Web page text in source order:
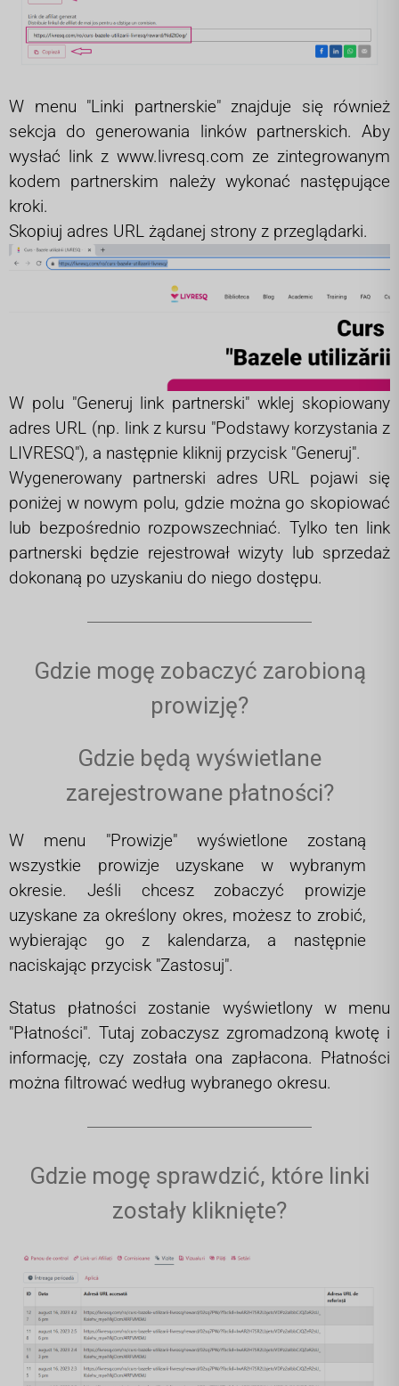
W menu "Linki partnerskie" znajduje się również
sekcja do generowania linków partnerskich. Aby
wysłać link z www.livresq.com ze zintegrowanym
kodem partnerskim należy wykonać następujące
kroki.
Skopiuj adres URL żądanej strony z przeglądarki.
W polu "Generuj link partnerski" wklej skopiowany
adres URL (np. link z kursu "Podstawy korzystania z
LIVRESQ"), a następnie kliknij przycisk "Generuj".
Wygenerowany partnerski adres URL pojawi się
poniżej w nowym polu, gdzie można go skopiować
lub bezpośrednio rozpowszechniać. Tylko ten link
partnerski będzie rejestrował wizyty lub sprzedaż
dokonaną po uzyskaniu do niego dostępu.
Gdzie mogę zobaczyć zarobioną
prowizję?
Gdzie będą wyświetlane
zarejestrowane płatności?
W menu "Prowizje" wyświetlone zostaną
wszystkie prowizje uzyskane w wybranym
okresie. Jeśli chcesz zobaczyć prowizje
uzyskane za określony okres, możesz to zrobić,
wybierając go z kalendarza, a następnie
naciskając przycisk "Zastosuj".
Status płatności zostanie wyświetlony w menu
"Płatności". Tutaj zobaczysz zgromadzoną kwotę i
informację, czy została ona zapłacona. Płatności
można filtrować według wybranego okresu.
Gdzie mogę sprawdzić, które linki
zostały kliknięte?